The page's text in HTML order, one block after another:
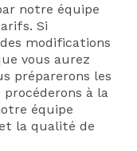
notre équipe
Si
modifications
vous aurez
préparerons les
à la
équipe
la qualité de